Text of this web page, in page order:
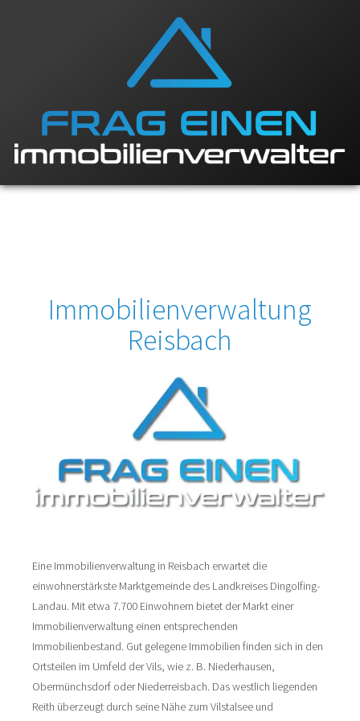
Immobilienverwaltung
Reisbach
Eine Immobilienverwaltung in Reisbach erwartet die
einwohnerstärkste Marktgemeinde des Landkreises Dingolfing-
Landau. Mit etwa 7.700 Einwohnern bietet der Markt einer
Immobilienverwaltung einen entsprechenden
Immobilienbestand. Gut gelegene Immobilien finden sich in den
Ortsteilen im Umfeld der Vils, wie z. B. Niederhausen,
Obermünchsdorf oder Niederreisbach. Das westlich liegenden
Reith überzeugt durch seine Nähe zum Vilstalsee und